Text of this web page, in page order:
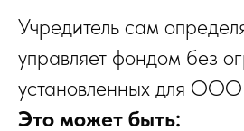
Учредитель сам
управляет фондом без
установленных для
Это может быть: